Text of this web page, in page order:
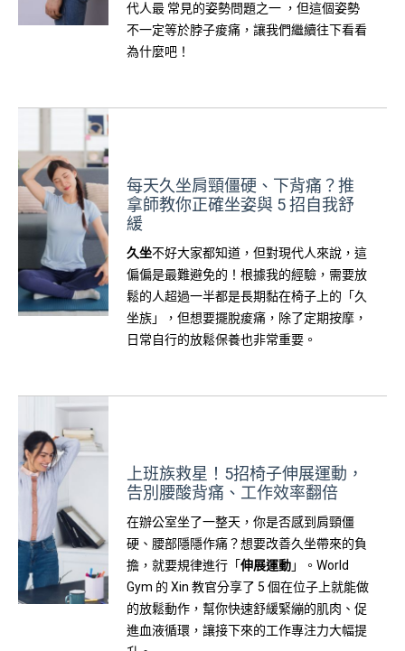
代人最 常見的姿勢問題之一 ，但這個姿勢
不一定等於脖子痠痛，讓我們繼續往下看看
為什麼吧！
每天久坐肩頸僵硬、下背痛？推
拿師教你正確坐姿與 5 招自我舒
緩
久坐不好大家都知道，但對現代人來說，這
偏偏是最難避免的！根據我的經驗，需要放
鬆的人超過一半都是長期黏在椅子上的「久
坐族」，但想要擺脫痠痛，除了定期按摩，
日常自行的放鬆保養也非常重要。
上班族救星！5招椅子伸展運動，
告別腰酸背痛、工作效率翻倍
在辦公室坐了一整天，你是否感到肩頸僵
硬、腰部隱隱作痛？想要改善久坐帶來的負
擔，就要規律進行「伸展運動」。World
Gym 的 Xin 教官分享了 5 個在位子上就能做
的放鬆動作，幫你快速舒緩緊繃的肌肉、促
進血液循環，讓接下來的工作專注力大幅提